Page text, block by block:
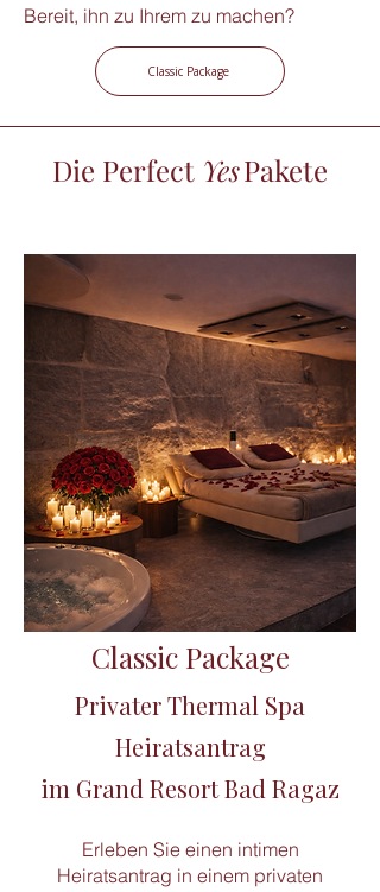
Bereit, ihn zu Ihrem zu machen?
Classic Package
Die Perfect YesPakete
Classic Package
Privater Thermal Spa
Heiratsantrag
im Grand Resort Bad Ragaz
Erleben Sie einen intimen
Heiratsantrag in einem privaten